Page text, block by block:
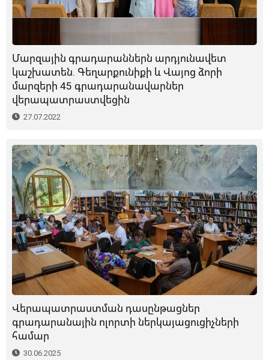
Մարզային գրադարաններն արդյունավետ
կաշխատեն. Գեղարքունիքի և Վայոց ձորի
մարզերի 45 գրադարանավարներ
վերապատրաստվեցին
27.07.2022
Վերապատրաստման դասընթացներ
գրադարանային ոլորտի ներկայացուցիչների
համար
30.06.2025